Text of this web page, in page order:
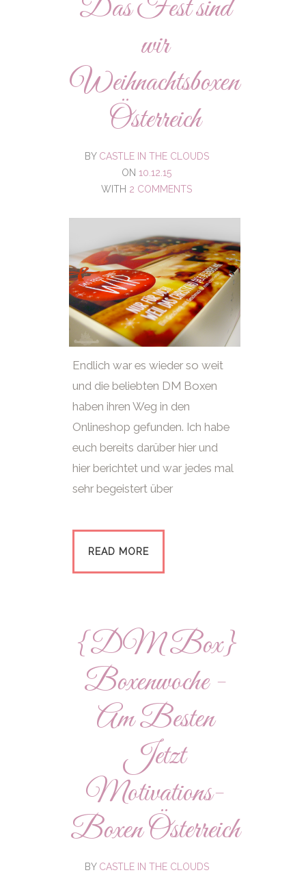
Das Fest sind
wir
Weihnachtsboxen
Österreich
BY CASTLE IN THE CLOUDS
ON 10.12.15
WITH 2 COMMENTS
Endlich war es wieder so weit
und die beliebten DM Boxen
haben ihren Weg in den
Onlineshop gefunden. Ich habe
euch bereits darüber hier und
hier berichtet und war jedes mal
sehr begeistert über
READ MORE
{DM Box}
Boxenwoche -
Am Besten
Jetzt
Motivations-
Boxen Österreich
BY CASTLE IN THE CLOUDS